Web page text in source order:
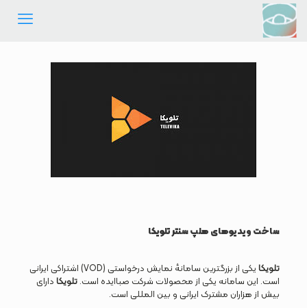
ساخت ویدیوهای هلپ سنتر تلویکا
تلویکا
یکی از بزرگترین سامانهٔ نمایش درخواستی (VOD) اشتراکی ایرانی
است. این سامانه یکی از محصولات شرکت صباایده است. تلویکا دارای
بیش از هزاران مشترک ایرانی و بین المللی است.